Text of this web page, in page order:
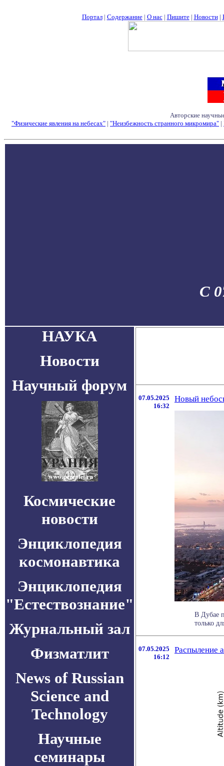
Портал| Содержание| О нас| Пишите| Новости|
Авторские
"Физические явления на небесах" | "Неизбежность странного микромира" |
С
НАУКА
Новости
Научный форум
Космические
новости
Энциклопедия
космонавтика
Энциклопедия
"Естествознание"
Журнальный зал
Физматлит
News of Russian
Science and
Technology
Научные
семинары
07.05.2025
16:32
Новый
В Дубае
только
07.05.2025
16:12
Распыление